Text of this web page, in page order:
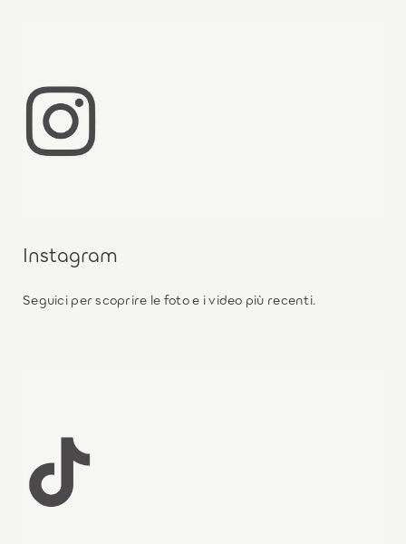
Instagram
Seguici per scoprire le foto e i video più recenti.